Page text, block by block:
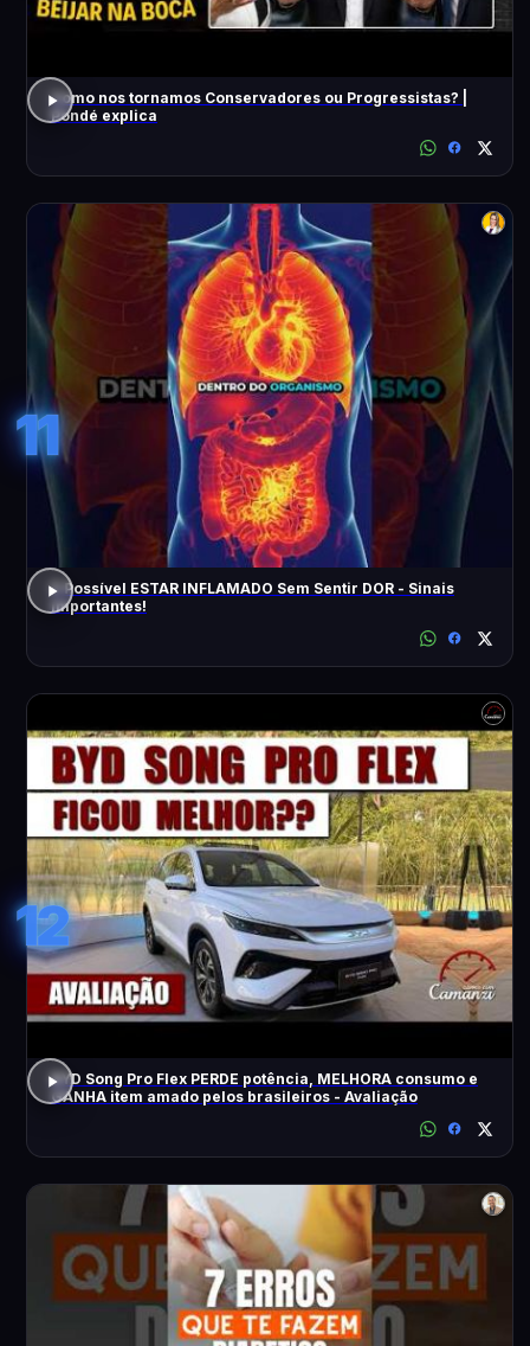
Como nos tornamos Conservadores ou Progressistas? |
Pondé explica
11
É Possível ESTAR INFLAMADO Sem Sentir DOR - Sinais
Importantes!
12
BYD Song Pro Flex PERDE potência, MELHORA consumo e
GANHA item amado pelos brasileiros - Avaliação